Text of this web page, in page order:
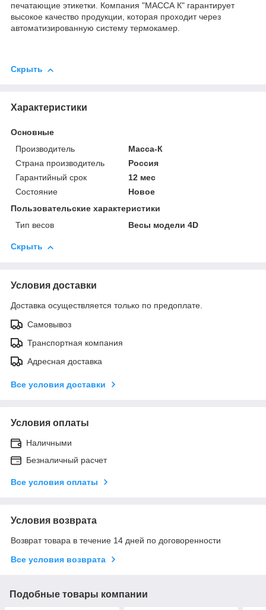
печатающие этикетки. Компания "МАССА К" гарантирует
высокое качество продукции, которая проходит через
автоматизированную систему термокамер.
Скрыть
Характеристики
Основные
Производитель
Масса-К
Страна производитель
Россия
Гарантийный срок
12 мес
Состояние
Новое
Пользовательские характеристики
Тип весов
Весы модели 4D
Скрыть
Условия доставки
Доставка осуществляется только по предоплате.
Самовывоз
Транспортная компания
Адресная доставка
Все условия доставки
Условия оплаты
Наличными
Безналичный расчет
Все условия оплаты
Условия возврата
Возврат товара в течение 14 дней по договоренности
Все условия возврата
Подобные товары компании